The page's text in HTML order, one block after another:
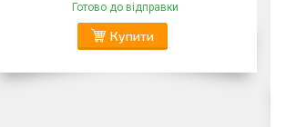
Готово до відправки
Купити